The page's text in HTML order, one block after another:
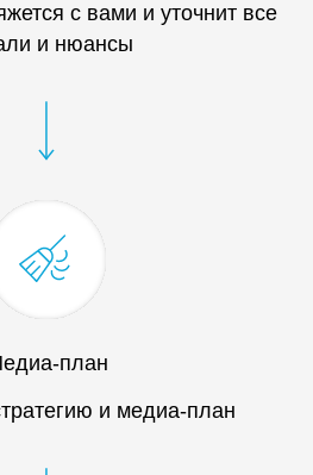
с вами и уточнит все
и нюансы
план
и медиа-план